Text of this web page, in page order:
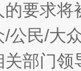
要求将
公民/大
部门